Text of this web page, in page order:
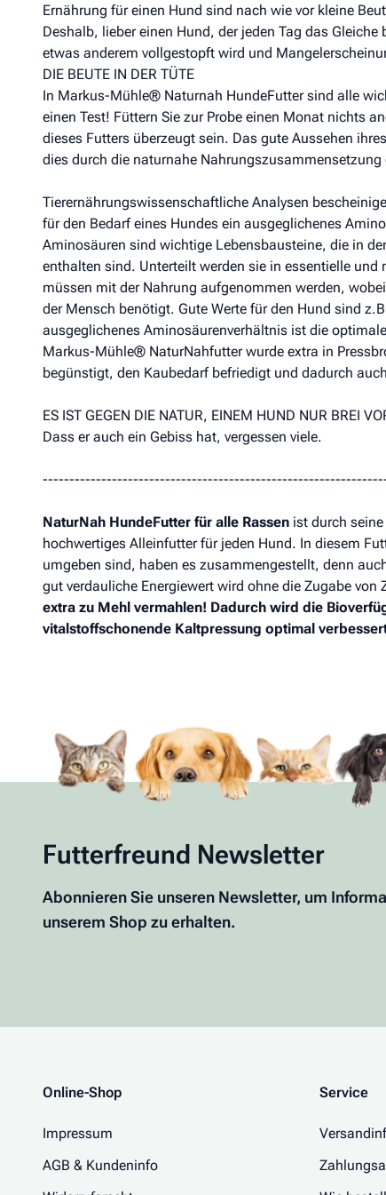
Ernährung für einen Hund sind nach wie vor kleine
Deshalb, lieber einen Hund, der jeden Tag das
etwas anderem vollgestopft wird und
DIE BEUTE IN DER TÜTE
In Markus-Mühle® Naturnah HundeFutter sind alle
einen Test! Füttern Sie zur Probe einen Monat nichts
dieses Futters überzeugt sein. Das gute Aussehen
dies durch die naturnahe
Tierernährungswissenschaftliche Analysen
für den Bedarf eines Hundes ein ausgeglichenes
Aminosäuren sind wichtige Lebensbausteine, die in
enthalten sind. Unterteilt werden sie in essentielle
müssen mit der Nahrung aufgenommen werden,
der Mensch benötigt. Gute Werte für den Hund sind
ausgeglichenes Aminosäurenverhältnis ist die
Markus-Mühle® NaturNahfutter wurde extra in
begünstigt, den Kaubedarf befriedigt und dadurch
ES IST GEGEN DIE NATUR, EINEM HUND NUR BREI
Dass er auch ein Gebiss hat, vergessen viele.
NaturNah HundeFutter für alle Rassen ist durch
hochwertiges Alleinfutter für jeden Hund. In diesem
umgeben sind, haben es zusammengestellt, denn
gut verdauliche Energiewert wird ohne die Zugabe von
extra zu Mehl vermahlen! Dadurch wird die
vitalstoffschonende Kaltpressung optimal
Futterfreund Newsletter
Abonnieren Sie unseren Newsletter, um
unserem Shop zu erhalten.
Online-Shop
Impressum
AGB & Kundeninfo
Service